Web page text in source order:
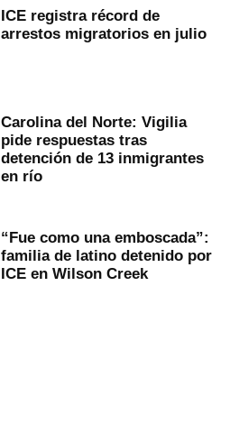
ICE registra récord de
arrestos migratorios en julio
Carolina del Norte: Vigilia
pide respuestas tras
detención de 13 inmigrantes
en río
“Fue como una emboscada”:
familia de latino detenido por
ICE en Wilson Creek